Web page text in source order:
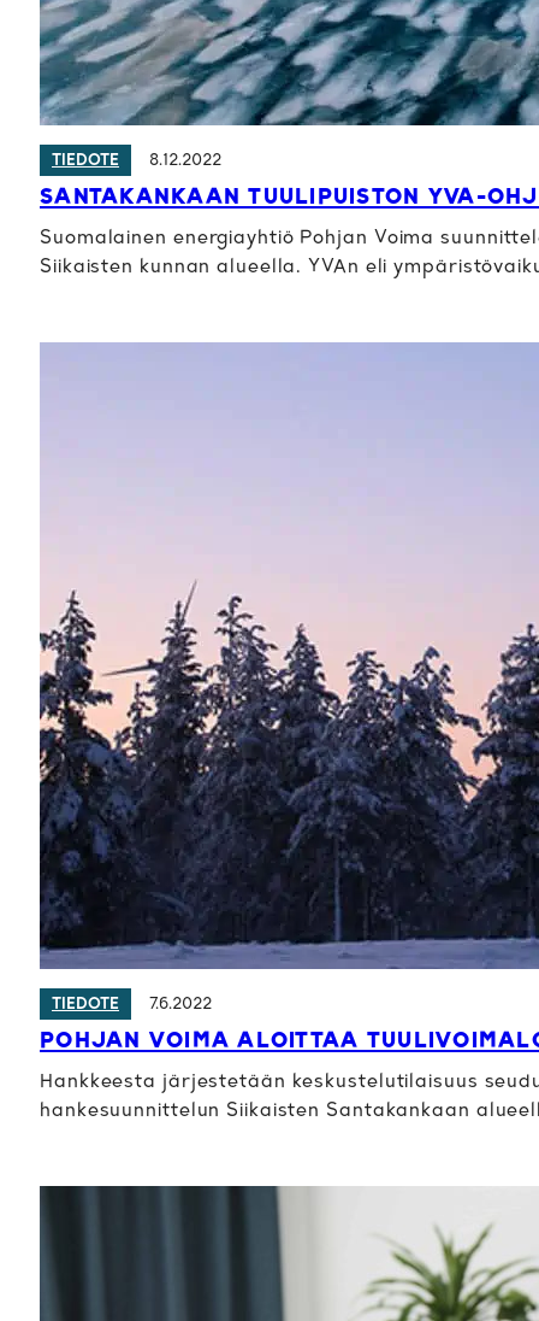
TIEDOTE 8.12.2022
SANTAKANKAAN TUULIPUISTON YVA-
Suomalainen energiayhtiö Pohjan Voima
Siikaisten kunnan alueella. YVAn eli
TIEDOTE 7.6.2022
POHJAN VOIMA ALOITTAA
Hankkeesta järjestetään keskustelutilaisuus
hankesuunnittelun Siikaisten Santakankaan